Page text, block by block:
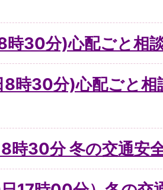
時30分)心配ごと相
8時30分)心配ごと
時30分 冬の交通安